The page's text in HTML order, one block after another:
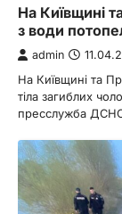
На Київщині
з води
admin
На Київщині та
тіла загиблих
пресслужба